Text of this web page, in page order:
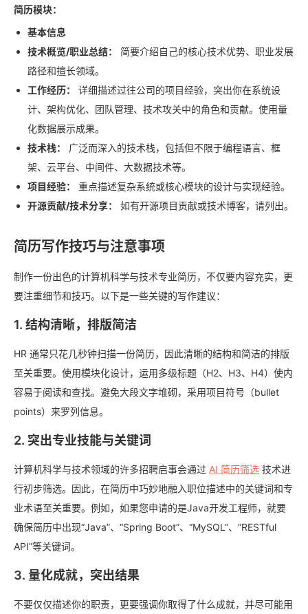
简历模块：
基本信息
技术概览/职业总结：
简要介绍自己的核心技术优势、职业发展
路径和擅长领域。
工作经历：
详细描述过往公司的项目经验，突出你在系统设
计、架构优化、团队管理、技术攻关中的角色和贡献。使用量
化数据展示成果。
技术栈：
广泛而深入的技术栈，包括但不限于编程语言、框
架、云平台、中间件、大数据技术等。
项目经验：
重点描述复杂系统或核心模块的设计与实现经验。
开源贡献/技术分享：
如有开源项目贡献或技术博客，请列出。
简历写作技巧与注意事项
制作一份出色的计算机科学与技术专业简历，不仅要内容充实，更
要注重细节和技巧。以下是一些关键的写作建议：
1. 结构清晰，排版简洁
HR 通常只花几秒钟扫描一份简历，因此清晰的结构和简洁的排版
至关重要。使用模块化设计，运用多级标题（H2、H3、H4）使内
容易于阅读和查找。避免大段文字堆砌，采用项目符号（bullet
points）来罗列信息。
2. 突出专业技能与关键词
计算机科学与技术领域的许多招聘启事会通过 AI 简历筛选 技术进
行初步筛选。因此，在简历中巧妙地融入职位描述中的关键词和专
业术语至关重要。例如，如果您申请的是Java开发工程师，就要
确保简历中出现“Java”、“Spring Boot”、“MySQL”、“RESTful
API”等关键词。
3. 量化成就，突出结果
不要仅仅描述你的职责，更要强调你取得了什么成就，并尽可能用